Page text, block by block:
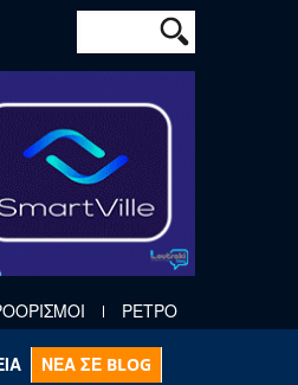
Φόρμα
Αναζήτηση
ΡΕΤΡΟ
ΝΕΑ ΣΕ BLOG